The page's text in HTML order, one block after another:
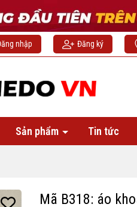
nhập Đăng ký
Sản phẩm Tin tức
Mã B318: áo